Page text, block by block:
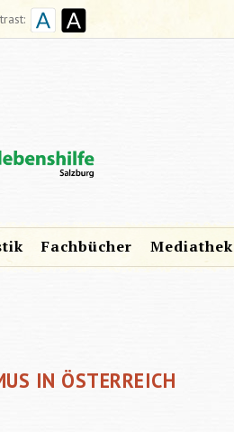
Fachbücher Mediathek
IN ÖSTERREICH